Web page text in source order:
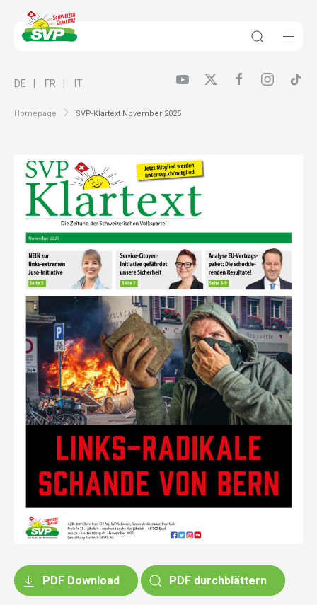
Homepage SVP-Klartext November 2025
DE FR IT
PDF Download PDF durchblättern